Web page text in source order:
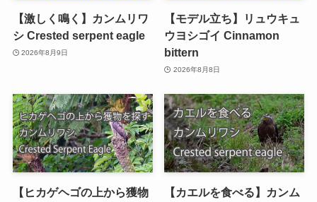
【激しく鳴く】カンムリワ
シ Crested serpent eagle
2026年8月9日
【モデル立ち】リュウキュ
ウヨシゴイ Cinnamon
bittern
2026年8月8日
【ヒカゲヘゴの上から獲物
【カエルを食べる】カンム